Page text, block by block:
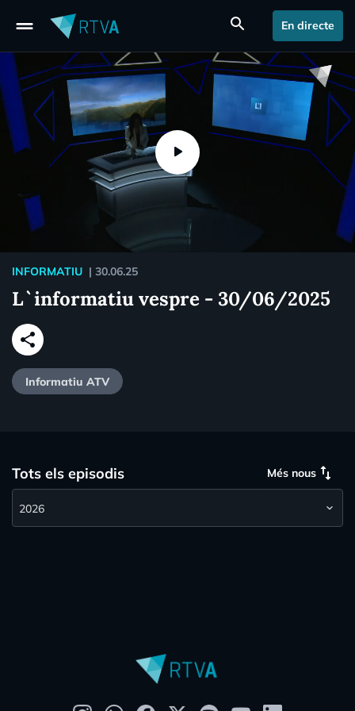
drag_handle search En directe
INFORMATIU | 30.06.25
L`informatiu vespre - 30/06/2025
share
Informatiu ATV
Tots els episodis Més nous swap_vert